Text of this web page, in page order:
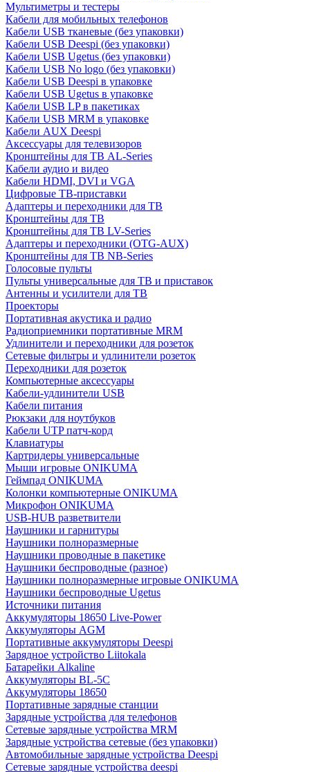
Мультиметры и тестеры
Кабели для мобильных телефонов
Кабели USB тканевые (без упаковки)
Кабели USB Deespi (без упаковки)
Кабели USB Ugetus (без упаковки)
Кабели USB No logo (без упаковки)
Кабели USB Deespi в упаковке
Кабели USB Ugetus в упаковке
Кабели USB LP в пакетиках
Кабели USB MRM в упаковке
Кабели AUX Deespi
Аксессуары для телевизоров
Кронштейны для ТВ AL-Series
Кабели аудио и видео
Кабели HDMI, DVI и VGA
Цифровые ТВ-приставки
Адаптеры и переходники для ТВ
Кронштейны для ТВ
Кронштейны для ТВ LV-Series
Адаптеры и переходники (OTG-AUX)
Кронштейны для ТВ NB-Series
Голосовые пульты
Пульты универсальные для ТВ и приставок
Антенны и усилители для ТВ
Проекторы
Портативная акустика и радио
Радиоприемники портативные MRM
Удлинители и переходники для розеток
Сетевые фильтры и удлинители розеток
Переходники для розеток
Компьютерные аксессуары
Кабели-удлинители USB
Кабели питания
Рюкзаки для ноутбуков
Кабели UTP патч-корд
Клавиатуры
Картридеры универсальные
Мыши игровые ONIKUMA
Геймпад ONIKUMA
Колонки компьютерные ONIKUMA
Микрофон ONIKUMA
USB-HUB разветвители
Наушники и гарнитуры
Наушники полноразмерные
Наушники проводные в пакетике
Наушники беспроводные (разное)
Наушники полноразмерные игровые ONIKUMA
Наушники беспроводные Ugetus
Источники питания
Аккумуляторы 18650 Live-Power
Аккумуляторы АGM
Портативные аккумуляторы Deespi
Зарядное устройство Liitokala
Батарейки Alkaline
Аккумуляторы BL-5C
Аккумуляторы 18650
Портативные зарядные станции
Зарядные устройства для телефонов
Сетевые зарядные устройства MRM
Зарядные устройства сетевые (без упаковки)
Автомобильные зарядные устройства Deespi
Сетевые зарядные устройства deespi